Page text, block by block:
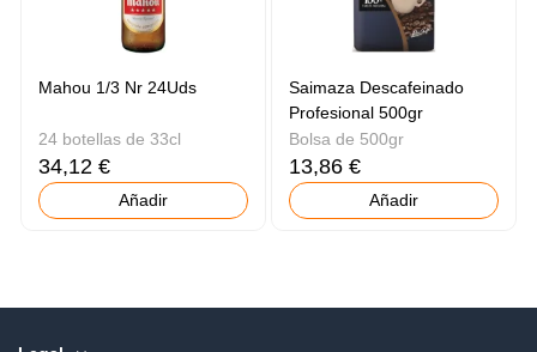
Mahou 1/3 Nr 24Uds
24 botellas de 33cl
34,12 €
Añadir
Saimaza Descafeinado
Profesional 500gr
Bolsa de 500gr
13,86 €
Añadir